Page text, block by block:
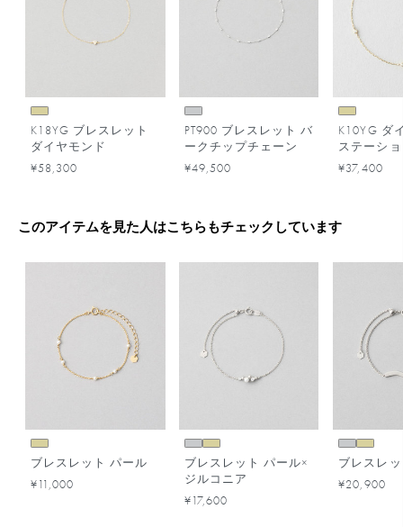
K18YG ブレスレット
ダイヤモンド
¥58,300
PT900 ブレスレット バ
ークチップチェーン
¥49,500
K10YG ダ
ステーシ
レット
¥37,400
このアイテムを見た人はこちらもチェックしています
ブレスレット パール
¥11,000
ブレスレット パール×
ジルコニア
¥17,600
ブレスレ
¥20,900